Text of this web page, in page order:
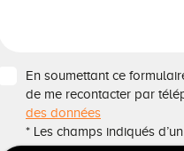
En soumettant ce
de me recontacter par
des données
* Les champs indiqués